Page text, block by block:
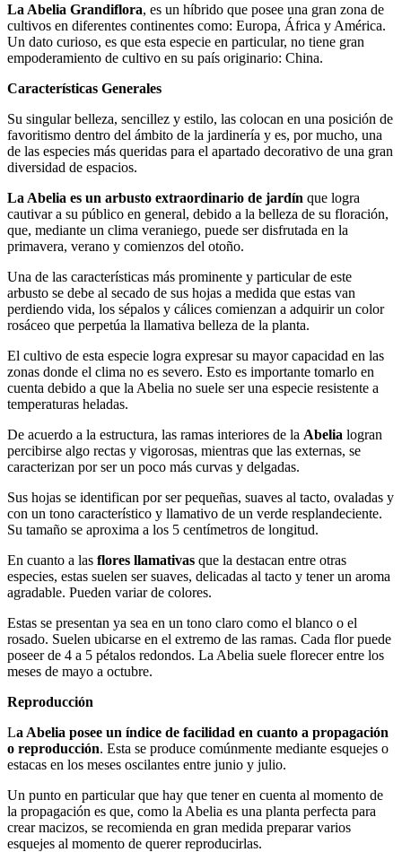
La Abelia Grandiflora, es un híbrido que posee una gran zona de
cultivos en diferentes continentes como: Europa, África y América.
Un dato curioso, es que esta especie en particular, no tiene gran
empoderamiento de cultivo en su país originario: China.
Características Generales
Su singular belleza, sencillez y estilo, las colocan en una posición de
favoritismo dentro del ámbito de la jardinería y es, por mucho, una
de las especies más queridas para el apartado decorativo de una gran
diversidad de espacios.
La Abelia es un arbusto extraordinario de jardín que logra
cautivar a su público en general, debido a la belleza de su floración,
que, mediante un clima veraniego, puede ser disfrutada en la
primavera, verano y comienzos del otoño.
Una de las características más prominente y particular de este
arbusto se debe al secado de sus hojas a medida que estas van
perdiendo vida, los sépalos y cálices comienzan a adquirir un color
rosáceo que perpetúa la llamativa belleza de la planta.
El cultivo de esta especie logra expresar su mayor capacidad en las
zonas donde el clima no es severo. Esto es importante tomarlo en
cuenta debido a que la Abelia no suele ser una especie resistente a
temperaturas heladas.
De acuerdo a la estructura, las ramas interiores de la Abelia logran
percibirse algo rectas y vigorosas, mientras que las externas, se
caracterizan por ser un poco más curvas y delgadas.
Sus hojas se identifican por ser pequeñas, suaves al tacto, ovaladas y
con un tono característico y llamativo de un verde resplandeciente.
Su tamaño se aproxima a los 5 centímetros de longitud.
En cuanto a las flores llamativas que la destacan entre otras
especies, estas suelen ser suaves, delicadas al tacto y tener un aroma
agradable. Pueden variar de colores.
Estas se presentan ya sea en un tono claro como el blanco o el
rosado. Suelen ubicarse en el extremo de las ramas. Cada flor puede
poseer de 4 a 5 pétalos redondos. La Abelia suele florecer entre los
meses de mayo a octubre.
Reproducción
La Abelia posee un índice de facilidad en cuanto a propagación
o reproducción. Esta se produce comúnmente mediante esquejes o
estacas en los meses oscilantes entre junio y julio.
Un punto en particular que hay que tener en cuenta al momento de
la propagación es que, como la Abelia es una planta perfecta para
crear macizos, se recomienda en gran medida preparar varios
esquejes al momento de querer reproducirlas.